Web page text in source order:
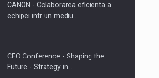
Hard Enduro Piatra Craiului 2026,
CANON - Colaborarea eficienta a
echipei intr un mediu…
CEO Conference - Shaping the
Future - Strategy in…